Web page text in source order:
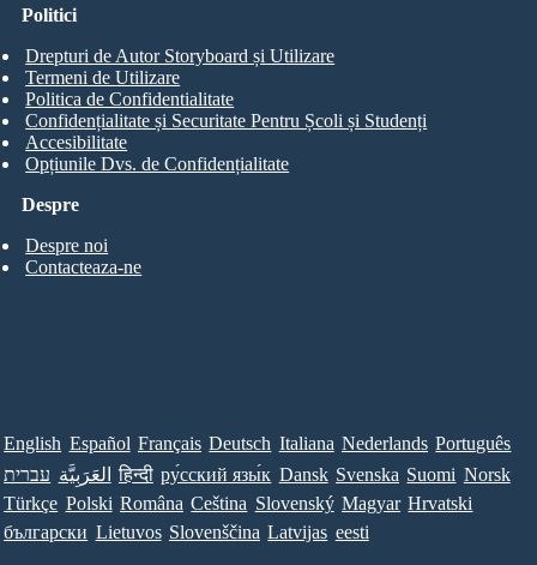
Despre
Despre noi
Contacteaza-ne
Politici
Drepturi de Autor Storyboard și Utilizare
Termeni de Utilizare
Politica de Confidentialitate
Confidențialitate și Securitate Pentru Școli și Studenți
Accesibilitate
Opțiunile Dvs. de Confidențialitate
English Español Français Deutsch Italiana Nederlands Português
עברית العَرَبِيَّة हिन्दी ру́сский язы́к Dansk Svenska Suomi Norsk
Türkçe Polski Româna Ceština Slovenský Magyar Hrvatski
български Lietuvos Slovenščina Latvijas eesti